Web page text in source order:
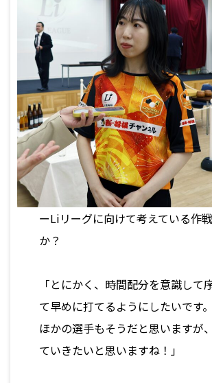
ーLiリーグに向けて考えている作
か？
「とにかく、時間配分を意識して
て早めに打てるようにしたいです。
ほかの選手もそうだと思いますが
ていきたいと思いますね！」